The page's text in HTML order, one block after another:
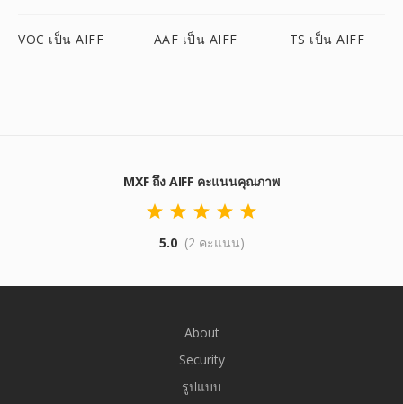
VOC เป็น AIFF AAF เป็น AIFF TS เป็น AIFF
MXF ถึง AIFF คะแนนคุณภาพ
5.0 (2 คะแนน)
About
Security
รูปแบบ